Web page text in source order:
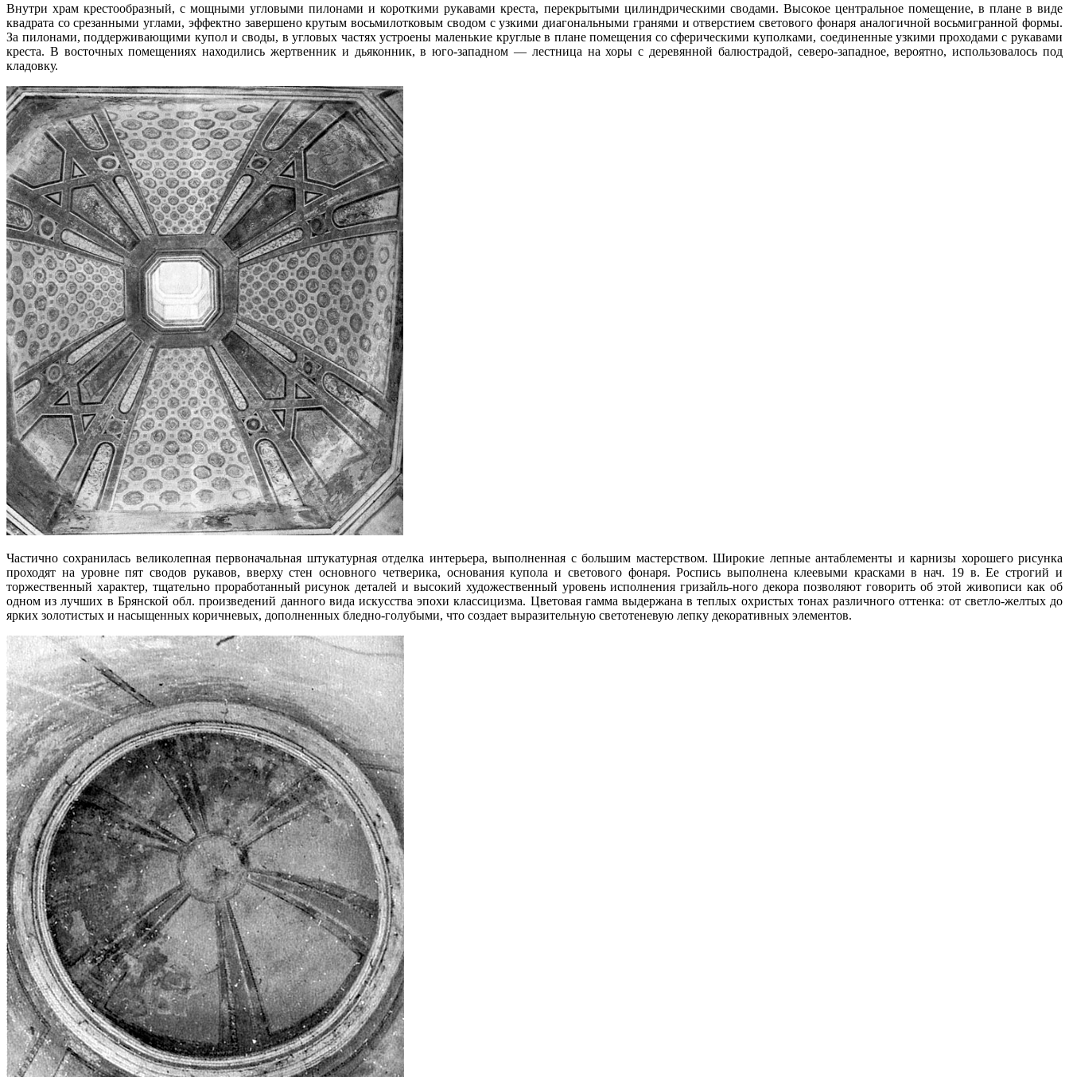
Внутри храм крестообразный, с мощными угловыми пилонами и короткими рукавами креста, перекрытыми цилиндрическими сводами. Высокое центральное помещение, в плане в виде
квадрата со срезанными углами, эффектно завершено крутым восьмилотковым сводом с узкими диагональными гранями и отверстием светового фонаря аналогичной восьмигранной формы.
За пилонами, поддерживающими купол и своды, в угловых частях устроены маленькие круглые в плане помещения со сферическими куполками, соединенные узкими проходами с рукавами
креста. В восточных помещениях находились жертвенник и дьяконник, в юго-западном — лестница на хоры с деревянной балюстрадой, северо-западное, вероятно, использовалось под
кладовку.
Частично сохранилась великолепная первоначальная штукатурная отделка интерьера, выполненная с большим мастерством. Широкие лепные антаблементы и карнизы хорошего рисунка
проходят на уровне пят сводов рукавов, вверху стен основного четверика, основания купола и светового фонаря. Роспись выполнена клеевыми красками в нач. 19 в. Ее строгий и
торжественный характер, тщательно проработанный рисунок деталей и высокий художественный уровень исполнения гризайль-ного декора позволяют говорить об этой живописи как об
одном из лучших в Брянской обл. произведений данного вида искусства эпохи классицизма. Цветовая гамма выдержана в теплых охристых тонах различного оттенка: от светло-желтых до
ярких золотистых и насыщенных коричневых, дополненных бледно-голубыми, что создает выразительную светотеневую лепку декоративных элементов.